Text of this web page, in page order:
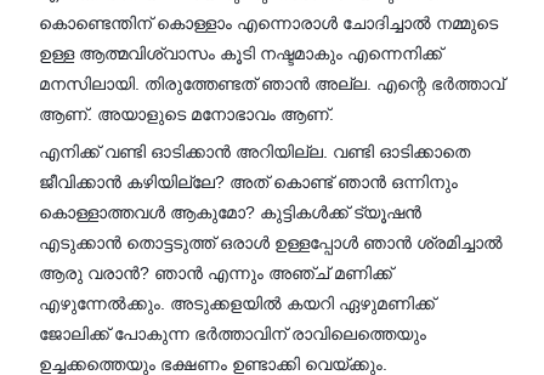
കൊണ്ടെന്തിന് കൊള്ളാം എന്നൊരാൾ ചോദിച്ചാൽ നമ്മുടെ
ഉള്ള ആത്മവിശ്വാസം കൂടി നഷ്ടമാകും എന്നെനിക്ക്
മനസിലായി. തിരുത്തേണ്ടത് ഞാൻ അല്ല. എന്റെ ഭർത്താവ്
ആണ്. അയാളുടെ മനോഭാവം ആണ്.
എനിക്ക് വണ്ടി ഓടിക്കാൻ അറിയില്ല. വണ്ടി ഓടിക്കാതെ
ജീവിക്കാൻ കഴിയില്ലേ? അത് കൊണ്ട് ഞാൻ ഒന്നിനും
കൊള്ളാത്തവൾ ആകുമോ? കുട്ടികൾക്ക് ട്യൂഷൻ
എടുക്കാൻ തൊട്ടടുത്ത് ഒരാൾ ഉള്ളപ്പോൾ ഞാൻ ശ്രമിച്ചാൽ
ആരു വരാൻ? ഞാൻ എന്നും അഞ്ച് മണിക്ക്
എഴുന്നേൽക്കും. അടുക്കളയിൽ കയറി ഏഴുമണിക്ക്
ജോലിക്ക് പോകുന്ന ഭർത്താവിന് രാവിലെത്തെയും
ഉച്ചക്കത്തെയും ഭക്ഷണം ഉണ്ടാക്കി വെയ്ക്കും.